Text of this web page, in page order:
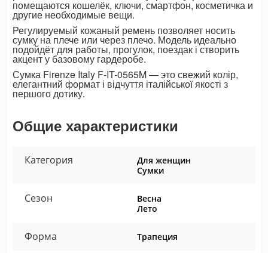
помещаются кошелёк, ключи, смартфон, косметичка и
другие необходимые вещи.
Регулируемый кожаный ремень позволяет носить
сумку на плече или через плечо. Модель идеально
подойдёт для работы, прогулок, поездак і створить
акцент у базовому гардеробе.
Сумка Firenze Italy F-IT-0565M — это свежий колір,
елегантний формат і відчуття італійської якості з
першого дотику.
Общие характеристики
Категория
Для женщин
Сумки
Сезон
Весна
Лето
Форма Трапеция